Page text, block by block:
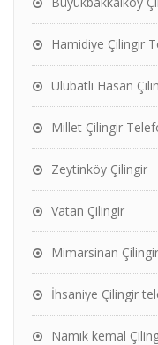
Hamidiye Çilingir
Ulubatlı Hasan
Millet Çilingir
Zeytinköy Çilingir
Vatan Çilingir
Mimarsinan Çilingir
İhsaniye Çilingir
Namık kemal